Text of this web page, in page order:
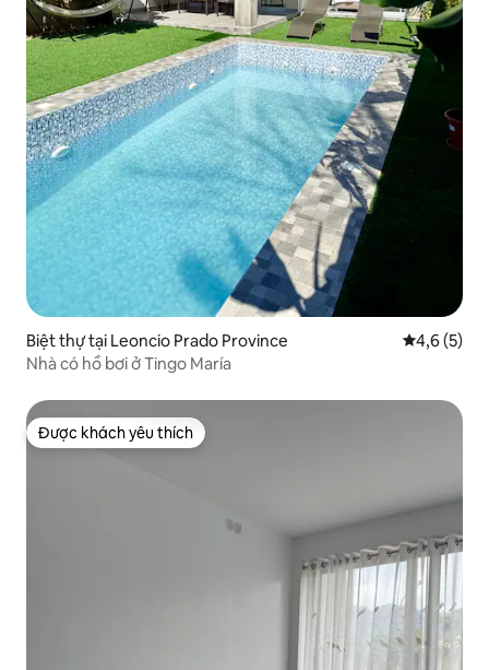
Biệt thự tại Leoncio Prado Province Xếp hạng
4,6 (5)
Nhà có hồ bơi ở Tingo María
Được khách yêu thích
Được khách yêu thích